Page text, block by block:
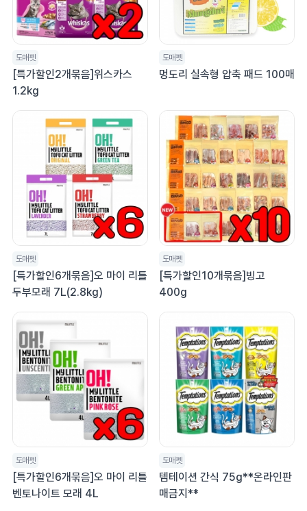
도매펫
[특가할인2개묶음]위스카스
1.2kg
도매펫
멍도리 실속형 압축 패드 100매
도매펫
[특가할인6개묶음]오 마이 리틀
두부모래 7L(2.8kg)
도매펫
[특가할인10개묶음]빙고
400g
도매펫
[특가할인6개묶음]오 마이 리틀
벤토나이트 모래 4L
도매펫
템테이션 간식 75g**온라인판
매금지**